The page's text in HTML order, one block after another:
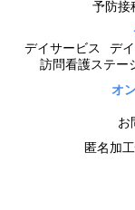
予防接
デイサービス
デ
訪問看護ステー
オ
お
匿名加